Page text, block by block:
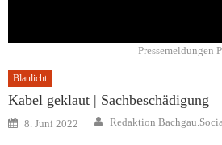
Pressemeldungen
Blaulicht
Kabel geklaut | Sachbeschädigung
Posted
on
8. Juni 2022 Author
Redaktion